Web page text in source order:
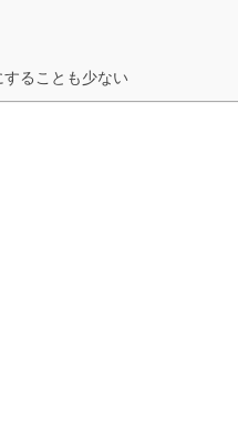
ることも少ない